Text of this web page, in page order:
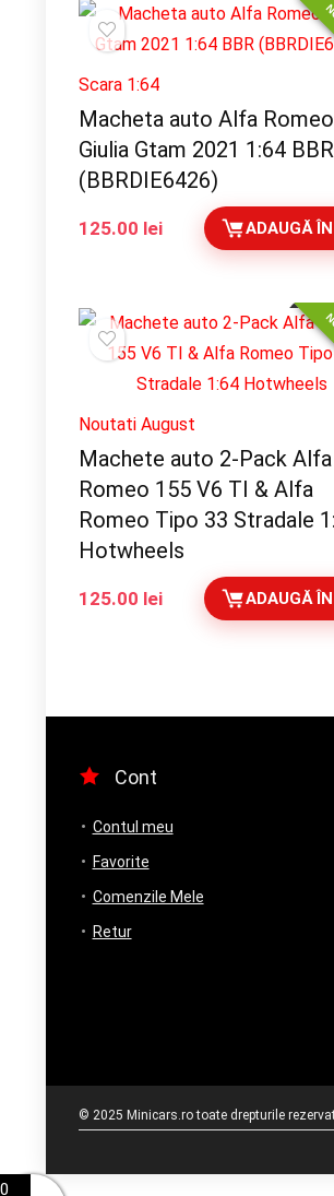
Scara 1:64
Macheta auto Alfa Romeo
Giulia Gtam 2021 1:64 BBR
(BBRDIE6426)
125.00 lei ADAUGĂ
Noutati August
Machete auto 2-Pack Alfa
Romeo 155 V6 TI & Alfa
Romeo Tipo 33 Stradale
Hotwheels
125.00 lei ADAUGĂ
Cont
Contul meu
Favorite
Comenzile Mele
Retur
© 2025 Minicars.ro toate drepturile
0